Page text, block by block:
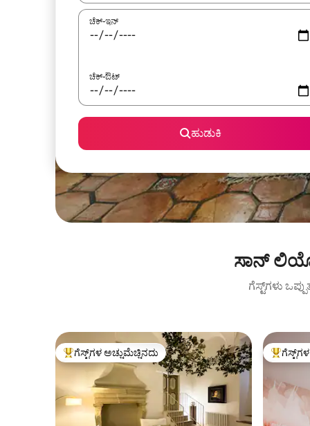
ಚೆಕ್-ಇನ್
ಚೆಕ್-ಔಟ್
ಹುಡುಕಿ
ಸಾನ್
ಗೆಸ್ಟ್‌ಗಳು
ಗೆಸ್ಟ್‌ಗಳಿಗೆ ಅತಿ ಹೆಚ್ಚು ಅಚ್ಚುಮೆಚ್ಚಿನದು
ಗೆಸ್ಟ್‌ಗಳ ಅಚ್ಚುಮೆಚ್ಚಿನದು ಗೆಸ್ಟ್‌ಗಳಿಗೆ